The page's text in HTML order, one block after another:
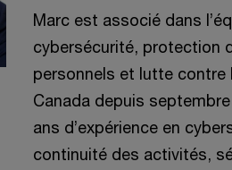
Marc est associé dans
cybersécurité, protection
personnels et lutte contre
Canada depuis
ans d’expérience en
continuité des activités,